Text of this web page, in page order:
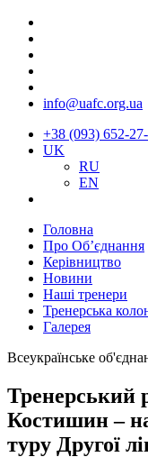
info@uafc.org.ua
+38 (093) 652-
UK
RU
EN
Головна
Про Об’єднання
Керівництво
Новини
Наші тренери
Тренерська
Галерея
Всеукраїнське
Тренерський
Костишин –
туру Другої